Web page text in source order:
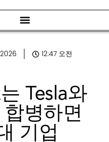
12:47 오전
Tesla와
병하면
기업